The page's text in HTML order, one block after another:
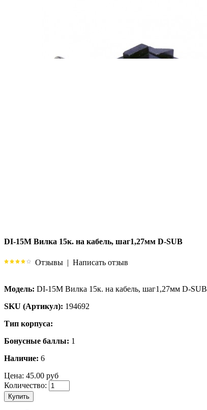
DI-15M Вилка 15к. на кабель, шаг1,27мм D-SUB
Отзывы | Написать отзыв
Модель: DI-15M Вилка 15к. на кабель, шаг1,27мм D-SUB
SKU (Артикул): 194692
Тип корпуса:
Бонусные баллы: 1
Наличие: 6
Цена: 45.00 руб
Количество:
Купить